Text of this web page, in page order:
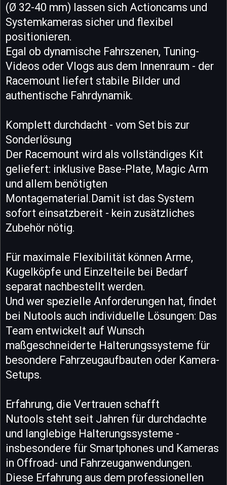
(Ø 32-40 mm) lassen sich Actioncams und
Systemkameras sicher und flexibel
positionieren.
Egal ob dynamische Fahrszenen, Tuning-
Videos oder Vlogs aus dem Innenraum - der
Racemount liefert stabile Bilder und
authentische Fahrdynamik.
Komplett durchdacht - vom Set bis zur
Sonderlösung
Der Racemount wird als vollständiges Kit
geliefert: inklusive Base-Plate, Magic Arm
und allem benötigten
Montagematerial.Damit ist das System
sofort einsatzbereit - kein zusätzliches
Zubehör nötig.
Für maximale Flexibilität können Arme,
Kugelköpfe und Einzelteile bei Bedarf
separat nachbestellt werden.
Und wer spezielle Anforderungen hat, findet
bei Nutools auch individuelle Lösungen: Das
Team entwickelt auf Wunsch
maßgeschneiderte Halterungssysteme für
besondere Fahrzeugaufbauten oder Kamera-
Setups.
Erfahrung, die Vertrauen schafft
Nutools steht seit Jahren für durchdachte
und langlebige Halterungssysteme -
insbesondere für Smartphones und Kameras
in Offroad- und Fahrzeuganwendungen.
Diese Erfahrung aus dem professionellen